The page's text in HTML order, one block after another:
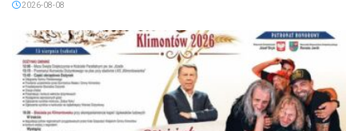
2026-08-08